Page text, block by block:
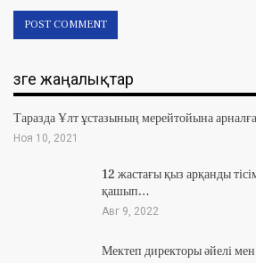
Өзге жаңалықтар
Таразда Ұлт ұстазының мерейтойына
Ноя 10, 2021
12 жастағы қыз арқанды
қашып…
Авг 9, 2022
Мектеп директоры әйелі